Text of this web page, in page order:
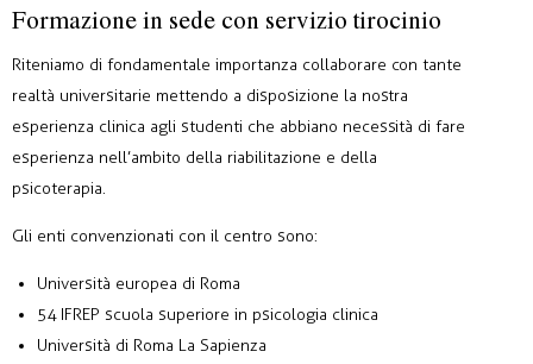
Formazione in sede con servizio tirocinio
Riteniamo di fondamentale importanza collaborare con tante
realtà universitarie mettendo a disposizione la nostra
esperienza clinica agli studenti che abbiano necessità di fare
esperienza nell’ambito della riabilitazione e della
psicoterapia.
Gli enti convenzionati con il centro sono:
Università europea di Roma
54 IFREP scuola superiore in psicologia clinica
Università di Roma La Sapienza